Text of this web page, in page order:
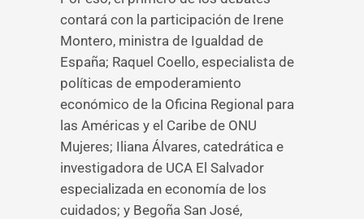
contará con la participación de Irene
Montero, ministra de Igualdad de
España; Raquel Coello, especialista de
políticas de empoderamiento
económico de la Oficina Regional para
las Américas y el Caribe de ONU
Mujeres; Iliana Álvares, catedrática e
investigadora de UCA El Salvador
especializada en economía de los
cuidados; y Begoña San José,